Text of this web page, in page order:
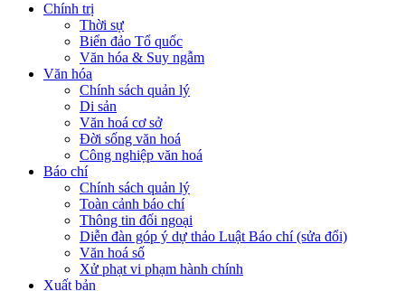
Chính trị
Thời sự
Biển đảo Tổ quốc
Văn hóa & Suy ngẫm
Văn hóa
Chính sách quản lý
Di sản
Văn hoá cơ sở
Đời sống văn hoá
Công nghiệp văn hoá
Báo chí
Chính sách quản lý
Toàn cảnh báo chí
Thông tin đối ngoại
Diễn đàn góp ý dự thảo Luật Báo chí (sửa đổi)
Văn hoá số
Xử phạt vi phạm hành chính
Xuất bản